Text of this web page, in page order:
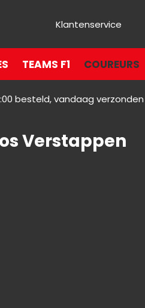
Klantenservice
TEAMS F1 COUREURS
besteld, vandaag verzonden
Verstappen